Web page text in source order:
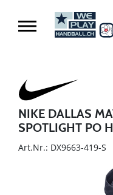
NIKE DALLAS
SPOTLIGHT PO
Art.Nr.: DX9663-419-S